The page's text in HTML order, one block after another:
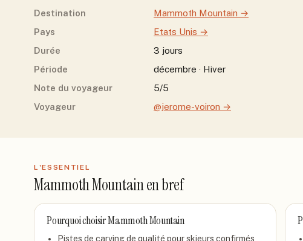
Destination Mammoth Mountain →
Pays
Etats Unis →
Durée
3 jours
Période
décembre · Hiver
Note du voyageur
5/5
Voyageur
@jerome-voiron →
L'ESSENTIEL
Mammoth Mountainen bref
Pourquoi choisirMammoth Mountain
Pistes de carving de qualité pour skieurs confirmés